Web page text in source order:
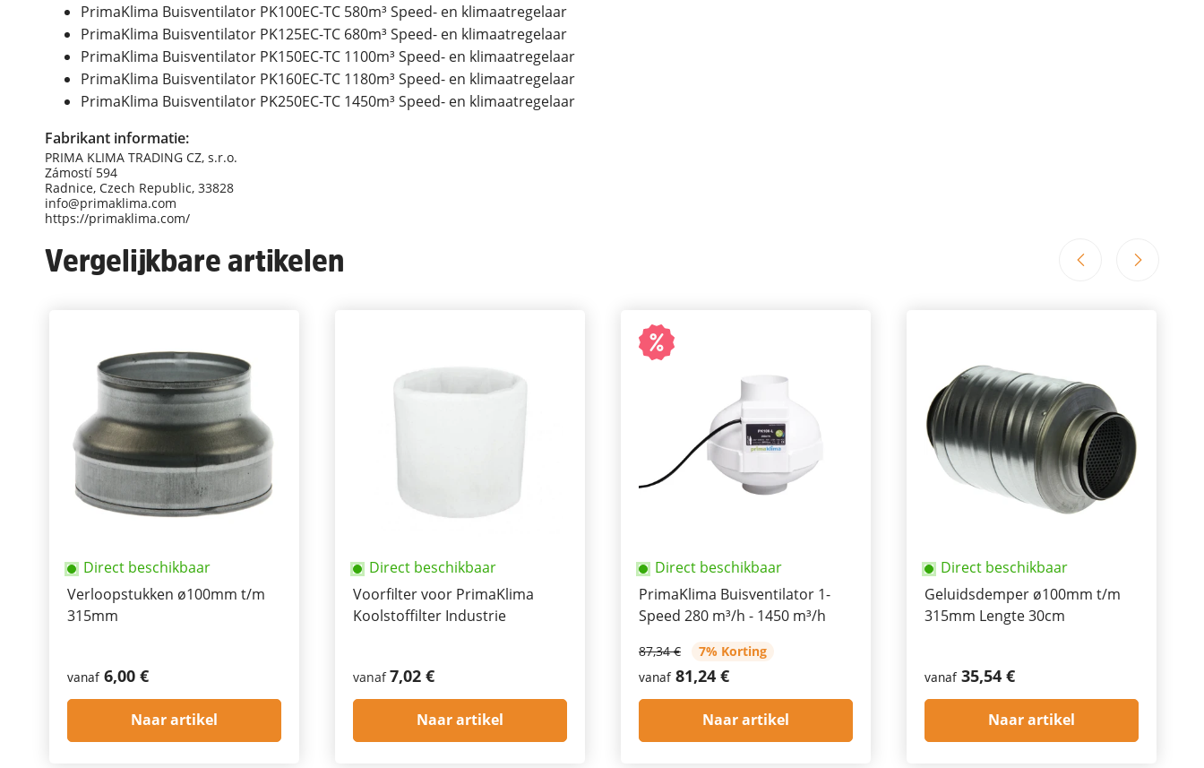
PrimaKlima Buisventilator PK100EC-TC 580m³ Speed- en klimaatregelaar
PrimaKlima Buisventilator PK125EC-TC 680m³ Speed- en klimaatregelaar
PrimaKlima Buisventilator PK150EC-TC 1100m³ Speed- en klimaatregelaar
PrimaKlima Buisventilator PK160EC-TC 1180m³ Speed- en klimaatregelaar
PrimaKlima Buisventilator PK250EC-TC 1450m³ Speed- en klimaatregelaar
Fabrikant informatie:
PRIMA KLIMA TRADING CZ, s.r.o.
Zámostí 594
Radnice, Czech Republic, 33828
info@primaklima.com
https://primaklima.com/
Vergelijkbare artikelen
Direct beschikbaar
Verloopstukken ø100mm t/m
315mm
vanaf 6,00 €
Naar artikel
Direct beschikbaar
Voorfilter voor PrimaKlima
Koolstoffilter Industrie
vanaf 7,02 €
Naar artikel
Direct beschikbaar
PrimaKlima Buisventilator 1-
Speed 280 m³/h - 1450 m³/h
87,34 €
7% Korting
vanaf 81,24 €
Naar artikel
Direct beschikbaar
Geluidsdemper ø100mm t/m
315mm Lengte 30cm
vanaf 35,54 €
Naar artikel